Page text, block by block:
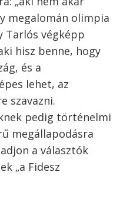
megalomán olimpia
Tarlós végképp
hisz benne, hogy
és a
lehet, az
szavazni.
pedig történelmi
megállapodásra
a választók
„a Fidesz